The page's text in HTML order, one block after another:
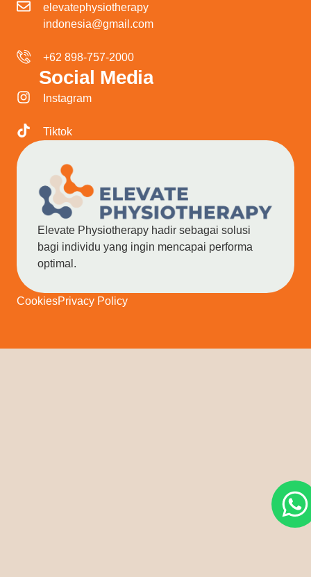
elevatephysiotherapy
indonesia@gmail.com
+62 898-757-2000
Social Media
Instagram
Tiktok
Elevate Physiotherapy hadir sebagai solusi
bagi individu yang ingin mencapai performa
optimal.
CookiesPrivacy Policy